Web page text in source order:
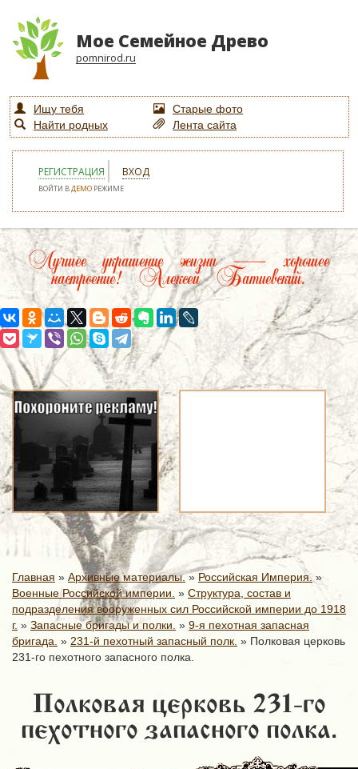
Мое Семейное Древо
pomnirod.ru
Ищу тебя
Старые фото
Найти родных
Лента сайта
РЕГИСТРАЦИЯ ВХОД
ВОЙТИ ВДЕМО РЕЖИМЕ
Лучшее украшение жизни — хорошее
настроение! Алексей Батиевский.
Главная » Архивные материалы.» Российская Империя. »
Военные Российской империи. » Структура, состав и
подразделения вооруженных сил Российской империи до 1918
г. » Запасные бригады и полки. » 9-я пехотная запасная
бригада. » 231-й пехотный запасный полк. » Полковая церковь
231-го пехотного запасного полка.
Полковая церковь 231-го
пехотного запасного полка.